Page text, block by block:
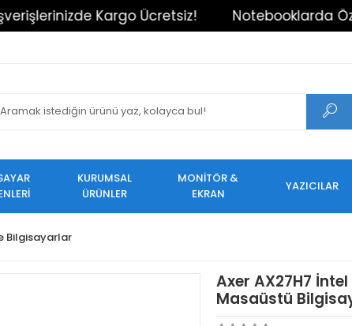
Notebooklarda Özel Fiyatlar! Tüm
KURUMSAL
ÜRÜNLER
MONİTÖR &
EKRAN
YAZICILAR
Bilgisayarlar
Axer AX27H7 İntel
Masaüstü